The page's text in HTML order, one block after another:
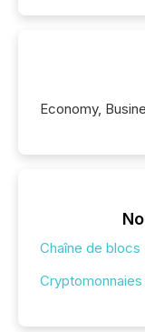
Economy,
Chaîne de blocs
Cryptomonnaies